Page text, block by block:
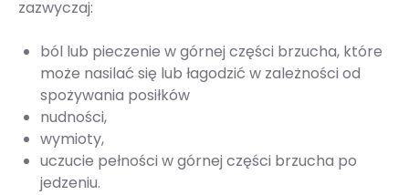
zazwyczaj:
ból lub pieczenie w górnej części brzucha, które
może nasilać się lub łagodzić w zależności od
spożywania posiłków
nudności,
wymioty,
uczucie pełności w górnej części brzucha po
jedzeniu.